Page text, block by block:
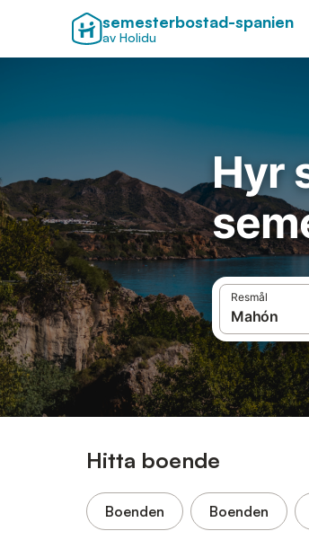
semesterbostad-spanien
av Holidu
Hyr
Resmål
Hitta boende
Boenden Boenden